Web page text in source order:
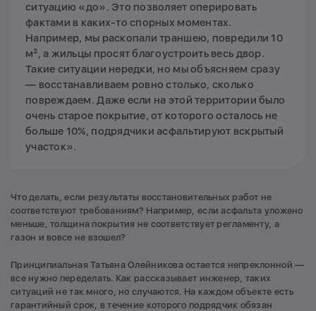
ситуацию «до». Это позволяет оперировать
фактами в каких-то спорных моментах.
Например, мы раскопали траншею, повредили 10
м², а жильцы просят благоустроить весь двор.
Такие ситуации нередки, но мы объясняем сразу
— восстанавливаем ровно столько, сколько
повреждаем. Даже если на этой территории было
очень старое покрытие, от которого осталось не
больше 10%, подрядчики асфальтируют вскрытый
участок».
Что делать, если результаты восстановительных работ не
соответствуют требованиям? Например, если асфальта уложено
меньше, толщина покрытия не соответствует регламенту, а
газон и вовсе не взошел?
Принципиальная Татьяна Олейникова остается непреклонной —
все нужно переделать. Как рассказывает инженер, таких
ситуаций не так много, но случаются. На каждом объекте есть
гарантийный срок, в течение которого подрядчик обязан